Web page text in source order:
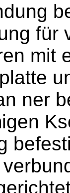
für
mit
ner